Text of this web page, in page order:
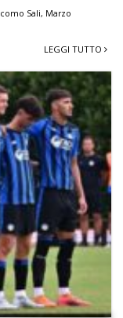
Sali, Marzo
LEGGI TUTTO